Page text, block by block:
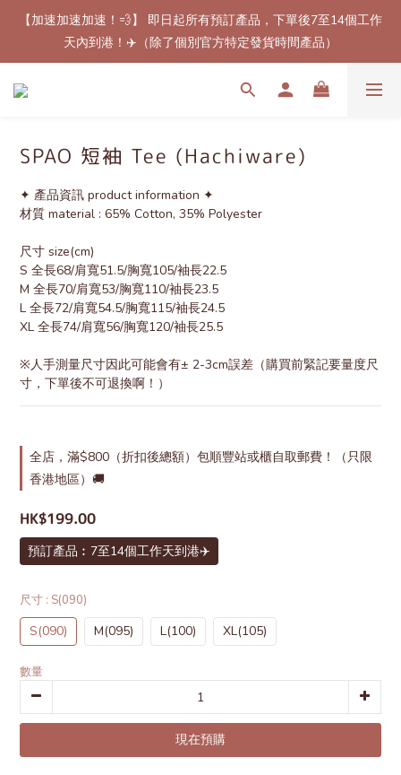
【最新免郵優惠！🚚】滿$800（折扣後總額）包順豐站或櫃自取
郵費！（只限香港地區）
【加速加速加速！💨】 即日起所有預訂產品，下單後7至14個工作
天內到港！✈️（除了個別官方特定發貨時間產品）
【最新免郵優惠！🚚】滿$800（折扣後總額）包順豐站或櫃自取
SPAO 短袖 Tee (Hachiware)
✦ 產品資訊 product information ✦
材質 material : 65% Cotton, 35% Polyester
尺寸 size(cm)
S 全長68/肩寬51.5/胸寬105/袖長22.5
M 全長70/肩寬53/胸寬110/袖長23.5
L 全長72/肩寬54.5/胸寬115/袖長24.5
XL 全長74/肩寬56/胸寬120/袖長25.5
※人手測量尺寸因此可能會有± 2-3cm誤差（購買前緊記要量度尺
寸，下單後不可退換啊！）
全店，滿$800（折扣後總額）包順豐站或櫃自取郵費！（只限
香港地區）🚚
HK$199.00
預訂產品︰7至14個工作天到港✈️
尺寸 : S(090)
S(090) M(095) L(100) XL(105)
數量
現在預購